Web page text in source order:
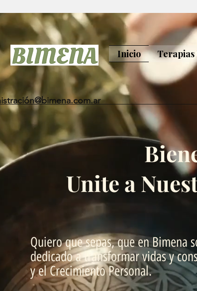
Inicio Terapias
Unite a
Quiero que sepas, que en Bimena
dedicado a transformar vidas y
y el Crecimiento Personal.